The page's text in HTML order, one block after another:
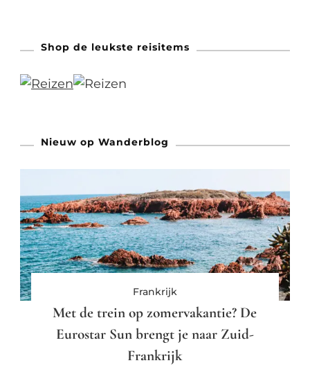
Shop de leukste reisitems
Nieuw op Wanderblog
Frankrijk
Met de trein op zomervakantie? De
Eurostar Sun brengt je naar Zuid-
Frankrijk